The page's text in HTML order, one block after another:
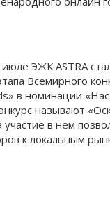
ЭЖК ASTRA
Всемирного
в номинации
называют
в нем
к локальным